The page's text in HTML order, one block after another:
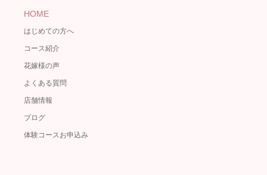
HOME
はじめての方へ
コース紹介
花嫁様の声
よくある質問
店舗情報
ブログ
体験コースお申込み